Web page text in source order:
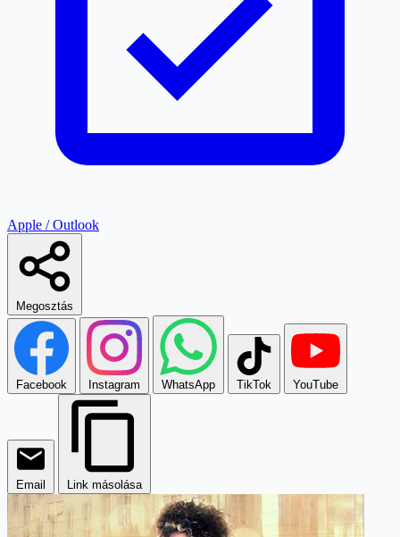
Apple / Outlook
Megosztás
Facebook Instagram WhatsApp TikTok YouTube
Email Link másolása